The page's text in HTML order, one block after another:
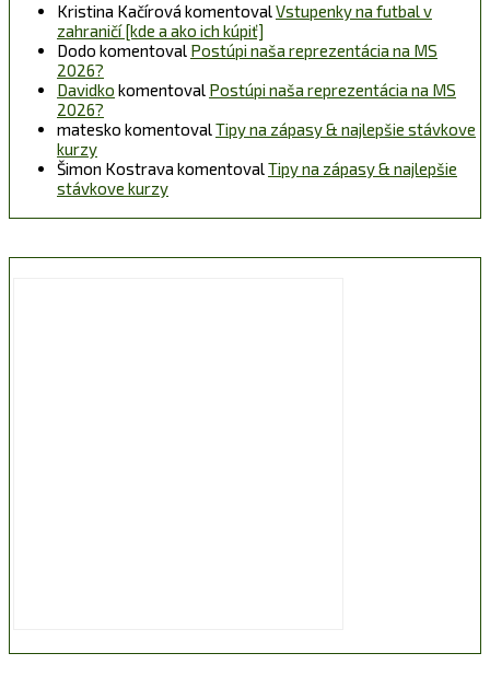
Kristina Kačírová komentovalVstupenky na futbal v
zahraničí [kde a ako ich kúpiť]
Dodo komentoval Postúpi naša reprezentácia na MS
2026?
Davidko komentoval Postúpi naša reprezentácia na MS
2026?
matesko komentovalTipy na zápasy & najlepšie stávkove
kurzy
Šimon Kostrava komentovalTipy na zápasy & najlepšie
stávkove kurzy